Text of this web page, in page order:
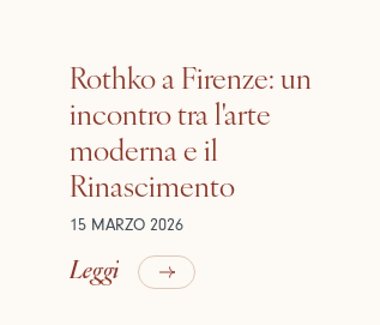
Rothko a Firenze: un
incontro tra l'arte
moderna e il
Rinascimento
15 MARZO 2026
Leggi